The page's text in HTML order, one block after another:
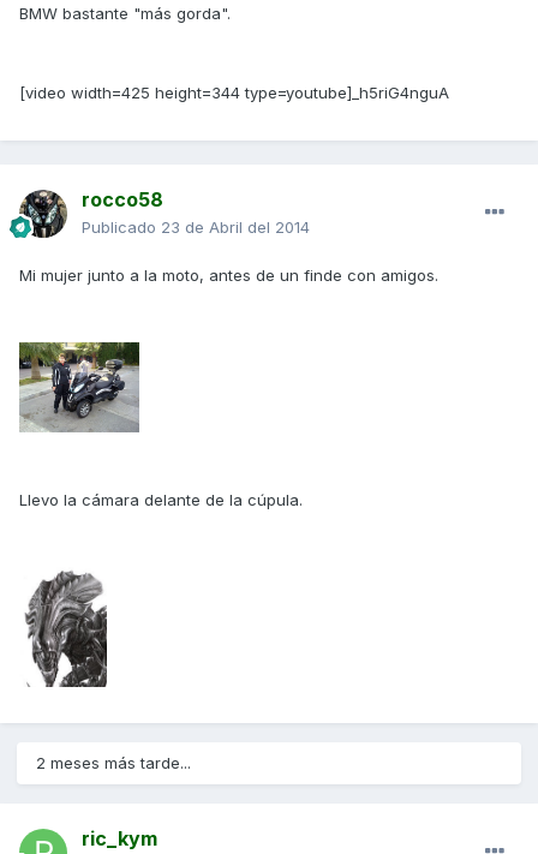
BMW bastante "más gorda".
[video width=425 height=344 type=youtube]_h5riG4nguA
rocco58
Publicado 23 de Abril del 2014
Mi mujer junto a la moto, antes de un finde con amigos.
Llevo la cámara delante de la cúpula.
2 meses más tarde...
ric_kym